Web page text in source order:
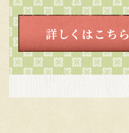
詳しくはこちら